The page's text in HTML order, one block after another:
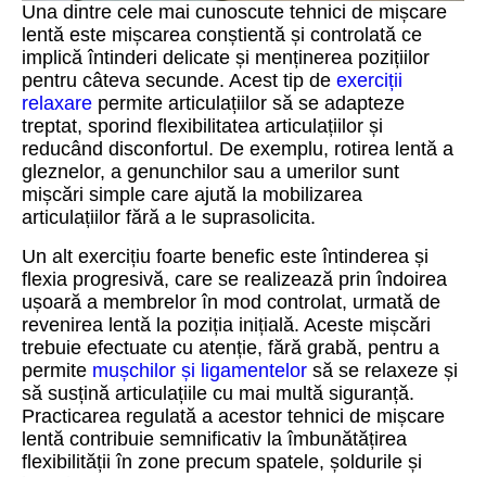
Una dintre cele mai cunoscute tehnici de mișcare
lentă este mișcarea conștientă și controlată ce
implică întinderi delicate și menținerea pozițiilor
pentru câteva secunde. Acest tip de exerciții
relaxare permite articulațiilor să se adapteze
treptat, sporind flexibilitatea articulațiilor și
reducând disconfortul. De exemplu, rotirea lentă a
gleznelor, a genunchilor sau a umerilor sunt
mișcări simple care ajută la mobilizarea
articulațiilor fără a le suprasolicita.
Un alt exercițiu foarte benefic este întinderea și
flexia progresivă, care se realizează prin îndoirea
ușoară a membrelor în mod controlat, urmată de
revenirea lentă la poziția inițială. Aceste mișcări
trebuie efectuate cu atenție, fără grabă, pentru a
permite mușchilor și ligamentelor să se relaxeze și
să susțină articulațiile cu mai multă siguranță.
Practicarea regulată a acestor tehnici de mișcare
lentă contribuie semnificativ la îmbunătățirea
flexibilității în zone precum spatele, șoldurile și